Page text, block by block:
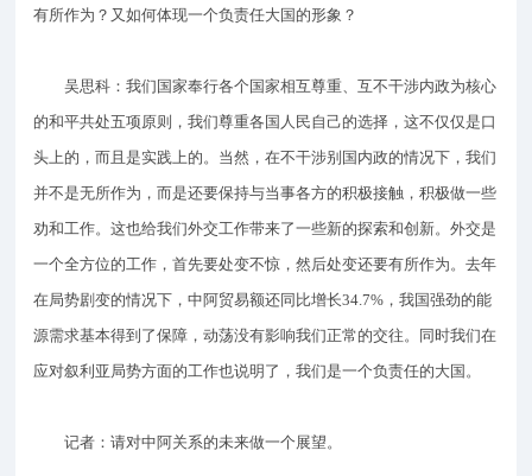
有所作为？又如何体现一个负责任大国的形象？
吴思科：我们国家奉行各个国家相互尊重、互不干涉内政为核心
的和平共处五项原则，我们尊重各国人民自己的选择，这不仅仅是口
头上的，而且是实践上的。当然，在不干涉别国内政的情况下，我们
并不是无所作为，而是还要保持与当事各方的积极接触，积极做一些
劝和工作。这也给我们外交工作带来了一些新的探索和创新。外交是
一个全方位的工作，首先要处变不惊，然后处变还要有所作为。去年
在局势剧变的情况下，中阿贸易额还同比增长34.7%，我国强劲的能
源需求基本得到了保障，动荡没有影响我们正常的交往。同时我们在
应对叙利亚局势方面的工作也说明了，我们是一个负责任的大国。
记者：请对中阿关系的未来做一个展望。